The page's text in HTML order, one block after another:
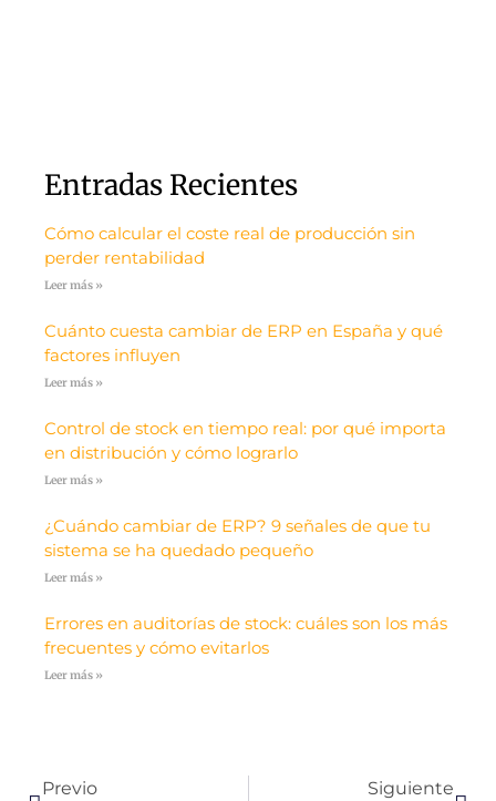
Entradas Recientes
Cómo calcular el coste real de producción sin
perder rentabilidad
Leer más »
Cuánto cuesta cambiar de ERP en España y qué
factores influyen
Leer más »
Control de stock en tiempo real: por qué importa
en distribución y cómo lograrlo
Leer más »
¿Cuándo cambiar de ERP? 9 señales de que tu
sistema se ha quedado pequeño
Leer más »
Errores en auditorías de stock: cuáles son los más
frecuentes y cómo evitarlos
Leer más »
Previo Siguiente